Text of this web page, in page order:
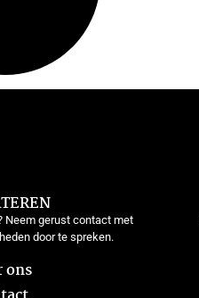
Neem gerust contact met
door te spreken.
ons